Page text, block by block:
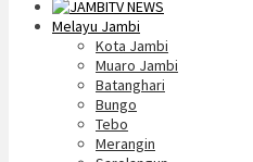
Melayu Jambi
Kota Jambi
Muaro Jambi
Batanghari
Bungo
Tebo
Merangin